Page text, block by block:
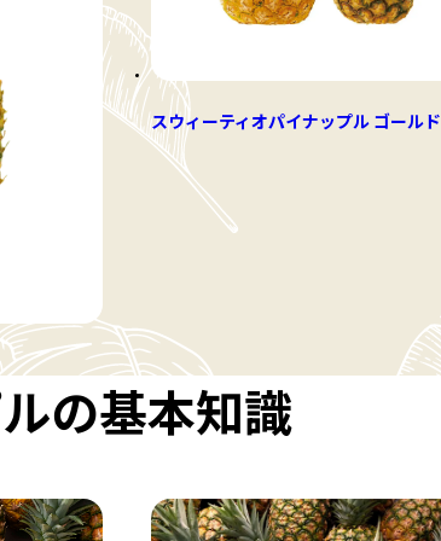
スウィーティオパイナップル ゴールド
の基本知識